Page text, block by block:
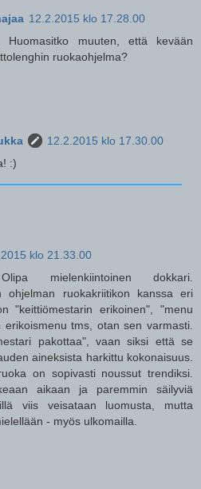
12.2.2015 klo 17.28.00
Huomasitko muuten, että kevään
ruokaohjelma?
12.2.2015 klo 17.30.00
:)
klo 21.33.00
mielenkiintoinen dokkari.
ohjelman ruokakriitikon kanssa eri
"keittiömestarin erikoinen", "menu
erikoismenu tms, otan sen varmasti.
pakottaa", vaan siksi että se
aineksista harkittu kokonaisuus.
on sopivasti noussut trendiksi.
aikaan ja paremmin säilyviä
viis veisataan luomusta, mutta
- myös ulkomailla.